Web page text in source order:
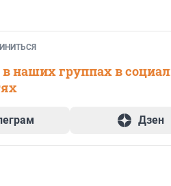
наших группах в
Дзен